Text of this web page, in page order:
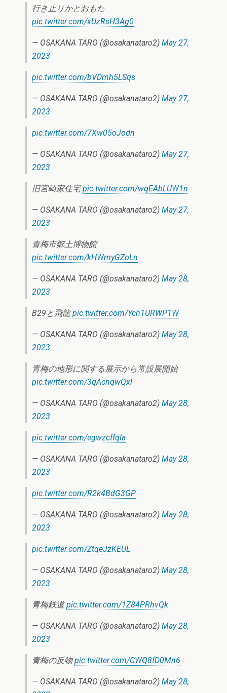
行き止りかとおもた
pic.twitter.com/xUzRsH3Ag0
— OSAKANA TARO (@osakanataro2) May 27,
2023
pic.twitter.com/bVDmh5LSqs
— OSAKANA TARO (@osakanataro2) May 27,
2023
pic.twitter.com/7Xw05oJodn
— OSAKANA TARO (@osakanataro2) May 27,
2023
旧宮崎家住宅pic.twitter.com/wqEAbLUW1n
— OSAKANA TARO (@osakanataro2) May 27,
2023
青梅市郷土博物館
pic.twitter.com/kHWmyGZoLn
— OSAKANA TARO (@osakanataro2) May 28,
2023
B29と飛龍pic.twitter.com/Ych1URWP1W
— OSAKANA TARO (@osakanataro2) May 28,
2023
青梅の地形に関する展示から常設展開始
pic.twitter.com/3qAcnqwQxl
— OSAKANA TARO (@osakanataro2) May 28,
2023
pic.twitter.com/egwzcffqIa
— OSAKANA TARO (@osakanataro2) May 28,
2023
pic.twitter.com/R2k4BdG3GP
— OSAKANA TARO (@osakanataro2) May 28,
2023
pic.twitter.com/ZtqeJzKEUL
— OSAKANA TARO (@osakanataro2) May 28,
2023
青梅鉄道pic.twitter.com/1Z84PRhvQk
— OSAKANA TARO (@osakanataro2) May 28,
2023
青梅の反物pic.twitter.com/CWQ8fD0Mn6
— OSAKANA TARO (@osakanataro2) May 28,